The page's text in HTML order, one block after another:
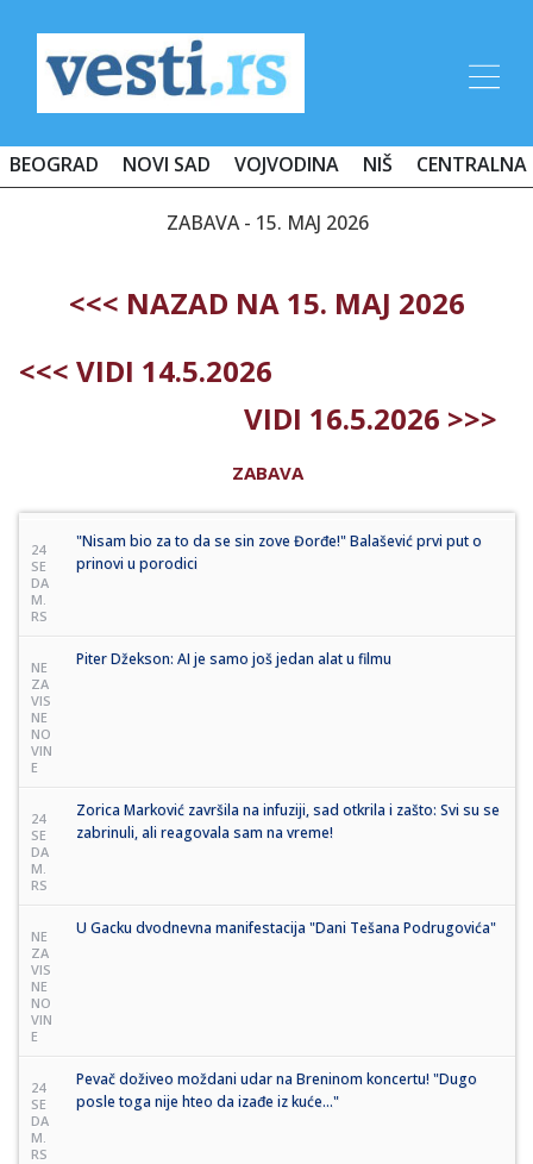
BEOGRAD NOVI SAD VOJVODINA NIŠ CENTRALNA
ZABAVA - 15. MAJ 2026
<<< NAZAD NA 15. MAJ 2026
<<< VIDI 14.5.2026
VIDI 16.5.2026 >>>
ZABAVA
24
SE
DA
M.
RS
"Nisam bio za to da se sin zove Đorđe!" Balašević prvi put o
prinovi u porodici
NE
ZA
VIS
NE
NO
VIN
E
Piter Džekson: AI je samo još jedan alat u filmu
24
SE
DA
M.
RS
Zorica Marković završila na infuziji, sad otkrila i zašto: Svi su se
zabrinuli, ali reagovala sam na vreme!
NE
ZA
VIS
NE
NO
VIN
E
U Gacku dvodnevna manifestacija "Dani Tešana Podrugovića"
24
SE
DA
M.
RS
Pevač doživeo moždani udar na Breninom koncertu! "Dugo
posle toga nije hteo da izađe iz kuće..."